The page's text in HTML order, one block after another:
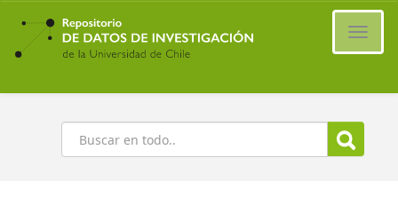
Ir
contenido
principal
Buscar